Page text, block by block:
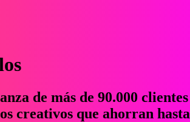
de más de 90.000 clientes
creativos que ahorran hasta